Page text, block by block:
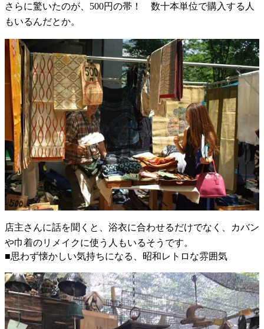
さらに驚いたのが、500円の帯！ 数十本単位で購入する人
もいるんだとか。
店主さんに話を聞くと、浴衣に合わせるだけでなく、カバン
や巾着のリメイクに使う人もいるそうです。
■思わず懐かしい気持ちになる、昭和レトロな雰囲気